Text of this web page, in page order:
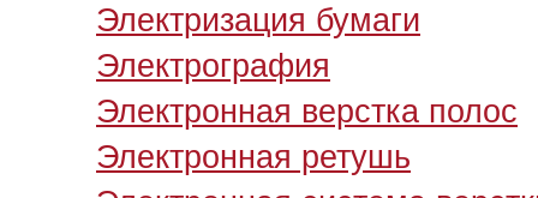
Электризация бумаги
Электрография
Электронная верстка полос
Электронная ретушь